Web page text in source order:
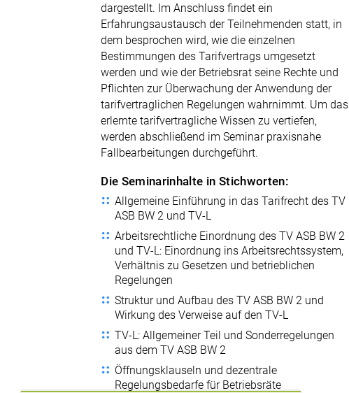
dargestellt. Im Anschluss findet ein
Erfahrungsaustausch der Teilnehmenden statt, in
dem besprochen wird, wie die einzelnen
Bestimmungen des Tarifvertrags umgesetzt
werden und wie der Betriebsrat seine Rechte und
Pflichten zur Überwachung der Anwendung der
tarifvertraglichen Regelungen wahrnimmt. Um das
erlernte tarifvertragliche Wissen zu vertiefen,
werden abschließend im Seminar praxisnahe
Fallbearbeitungen durchgeführt.
Die Seminarinhalte in Stichworten:
Allgemeine Einführung in das Tarifrecht des TV
ASB BW 2 und TV-L
Arbeitsrechtliche Einordnung des TV ASB BW 2
und TV-L: Einordnung ins Arbeitsrechtssystem,
Verhältnis zu Gesetzen und betrieblichen
Regelungen
Struktur und Aufbau des TV ASB BW 2 und
Wirkung des Verweise auf den TV-L
TV-L: Allgemeiner Teil und Sonderregelungen
aus dem TV ASB BW 2
Öffnungsklauseln und dezentrale
Regelungsbedarfe für Betriebsräte